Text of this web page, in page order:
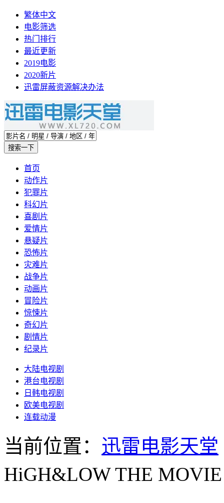
繁体中文
电影筛选
热门排行
最近更新
2019电影
2020新片
迅雷屏蔽资源解决办法
首页
动作片
犯罪片
科幻片
喜剧片
爱情片
悬疑片
恐怖片
灾难片
战争片
动画片
冒险片
惊悚片
奇幻片
剧情片
纪录片
大陆电视剧
港台电视剧
日韩电视剧
欧美电视剧
连载动漫
当前位置： 迅雷电影天堂
HiGH&LOW THE